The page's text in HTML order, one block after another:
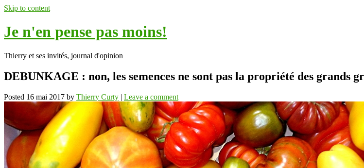
Skip to content
Je n'en pense pas moins!
Thierry et ses invités, journal d'opinion
DEBUNKAGE : non, les semences ne sont pas la propriété des grands
Posted 16 mai 2017 by Thierry Curty | Leave a comment